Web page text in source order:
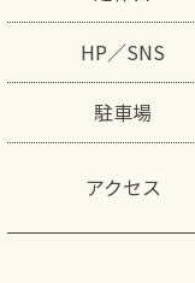
HP／SNS
駐車場
アクセス